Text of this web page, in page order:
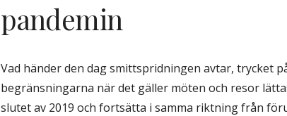
pandemin
Vad händer den dag smittspridningen avtar, trycket
begränsningarna när det gäller möten och resor
slutet av 2019 och fortsätta i samma riktning från